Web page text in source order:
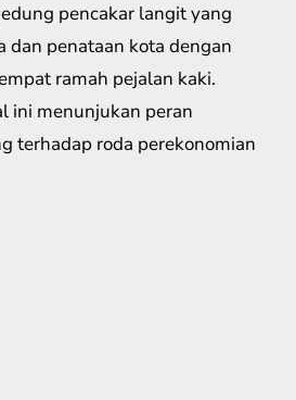
pencakar langit yang
dan penataan kota dengan
ramah pejalan kaki.
ini menunjukan peran
terhadap roda perekonomian